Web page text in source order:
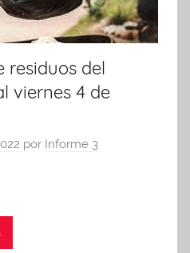
residuos del
viernes 4 de
por Informe 3